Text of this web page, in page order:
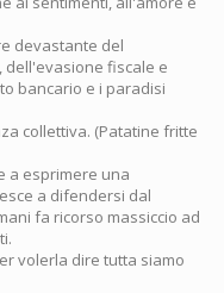
devastante del
fiscale e
bancario e i paradisi
collettiva. (Patatine fritte
a esprimere una
a difendersi dal
fa ricorso massiccio ad
volerla dire tutta siamo